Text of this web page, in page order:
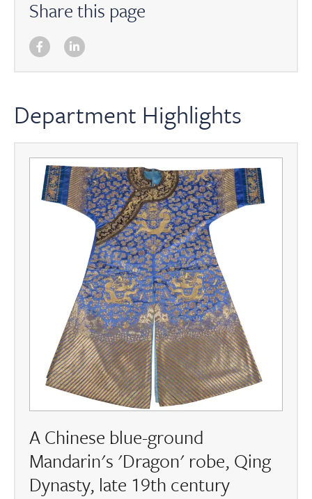
Share this page
Department Highlights
A Chinese blue-ground
Mandarin's 'Dragon' robe, Qing
Dynasty, late 19th century